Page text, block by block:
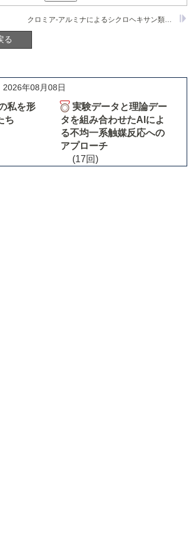
クロミア-アルミナによるシクロヘキサン類脱水素反応
る
年08月08日
私を形
ち
実験データと理論デー
タを組み合わせたAIによ
る不均一系触媒反応への
アプローチ
(17回)